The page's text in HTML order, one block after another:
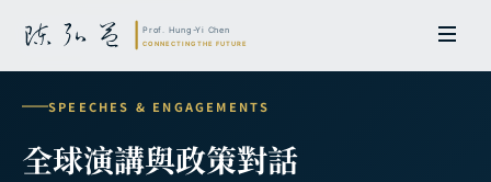
SPEECHES & ENGAGEMENTS
全球演講與政策對話